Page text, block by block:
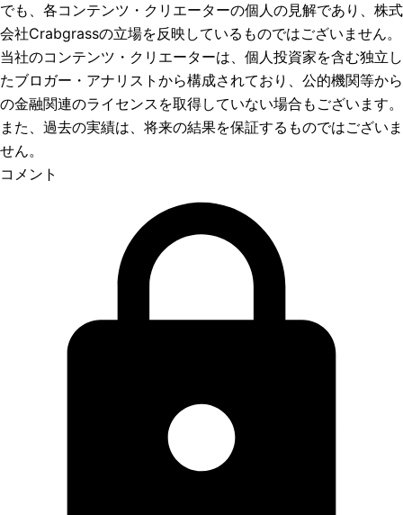
でも、各コンテンツ・クリエーターの個人の見解であり、株式
会社Crabgrassの立場を反映しているものではございません。
当社のコンテンツ・クリエーターは、個人投資家を含む独立し
たブロガー・アナリストから構成されており、公的機関等から
の金融関連のライセンスを取得していない場合もございます。
また、過去の実績は、将来の結果を保証するものではございま
せん。
コメント